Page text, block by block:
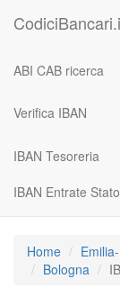
ABI CAB ricerca
Verifica IBAN
IBAN Tesoreria
IBAN Entrate Stato
Home
Bologna